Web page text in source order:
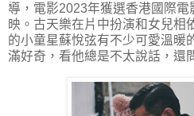
導，電影2023年獲選香港國際
映。古天樂在片中扮演和女兒相
的小童星蘇悅弦有不少可愛溫暖
滿好奇，看他總是不太說話，還